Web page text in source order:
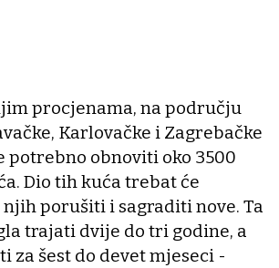
procjenama, na području
Karlovačke i Zagrebačke
potrebno obnoviti oko 3500
Dio tih kuća trebat će
porušiti i sagraditi nove. Ta
trajati dvije do tri godine, a
za šest do devet mjeseci -